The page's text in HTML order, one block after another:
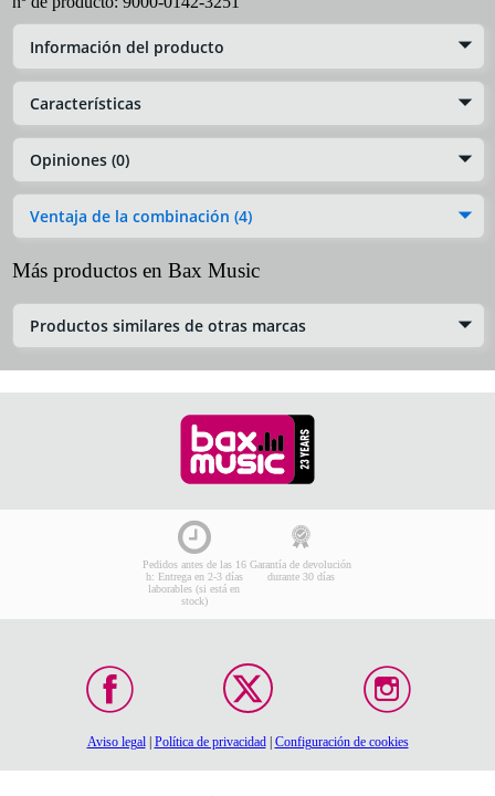
Información del producto
Características
Opiniones (0)
Ventaja de la combinación (4)
Más productos en Bax Music
Productos similares de otras marcas
Pedidos antes de las 16
h: Entrega en 2-3 días
laborables (si está en
stock)
Garantía de devolución
durante 30 días
Aviso legal| Política de privacidad| Configuración de cookies